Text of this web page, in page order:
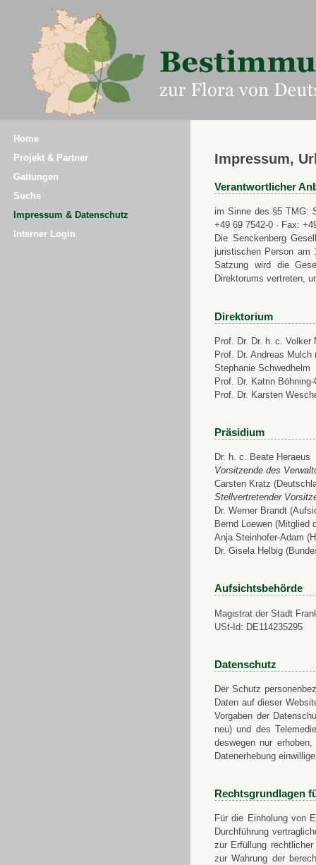
Home
Projekt & Partner
Gattungen
Suche
Impressum & Datenschutz
Interner Login
Impressum,
Verantwortlicher
im Sinne des §5 TMG:
+49 69 7542-0 · Fax:
Die Senckenberg
juristischen Person am
Satzung wird die
Direktorums vertreten,
Direktorium
Prof. Dr. Dr. h. c. Volker
Prof. Dr. Andreas
Stephanie Schwedhelm
Prof. Dr. Katrin
Prof. Dr. Karsten
Präsidium
Dr. h. c. Beate Heraeus
Vorsitzende des
Carsten Kratz
Stellvertretender
Dr. Werner Brandt
Bernd Loewen (Mitglied
Anja Steinhofer-Adam
Dr. Gisela Helbig
Aufsichtsbehörde
Magistrat der Stadt
USt-Id: DE114235295
Datenschutz
Der Schutz
Daten auf dieser
Vorgaben der
neu) und des
deswegen nur
Datenerhebung
Rechtsgrundlagen
Für die Einholung von
Durchführung
zur Erfüllung
zur Wahrung der